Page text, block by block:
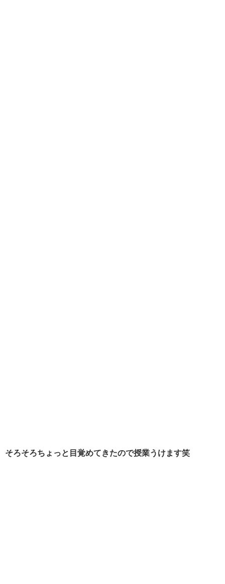
そろそろちょっと目覚めてきたので授業うけます笑